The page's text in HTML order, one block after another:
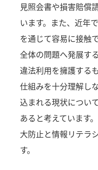
見照会書や損害賠償
います。また、近年
を通じて容易に接触
全体の問題へ発展す
違法利用を擁護する
仕組みを十分理解し
込まれる現状につい
あると考えています
大防止と情報リテラ
す。